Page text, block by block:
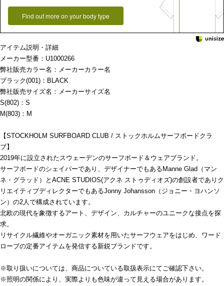
Find out more on your body type
アイテム説明・詳細
メーカー型番：U1000266
弊社販売カラー名：メーカーカラー名
ブラック(001)：BLACK
弊社販売サイズ名：メーカーサイズ名
S(802)：S
M(803)：M
【STOCKHOLM SURFBOARD CLUB / ストックホルムサーフボードクラ
ブ】
2019年に設立されたスウェーデンのサーフボード＆ウェアブランド。
サーフボードのシェイパーであり、デザイナーでもあるManne Glad（マン
ネ・グラッド）とACNE STUDIOS(アクネ ストゥディオズ)の創設者でありク
リエイティブディレクターでもあるJonny Johansson（ジョニー・ヨハンソ
ン）の2人で構成されています。
北欧の現代を象徴するアート、デザイン、カルチャーのユニークな接点を探
求。
リサイクル繊維やオーガニック素材を用いたサーフウェアをはじめ、ワード
ローブの定番アイテムを発信する新鋭ブランドです。
※取り扱いについては、商品についている取扱表示にてご確認下さい。
※照明の関係により、実際よりも色味が違って見える場合があります。